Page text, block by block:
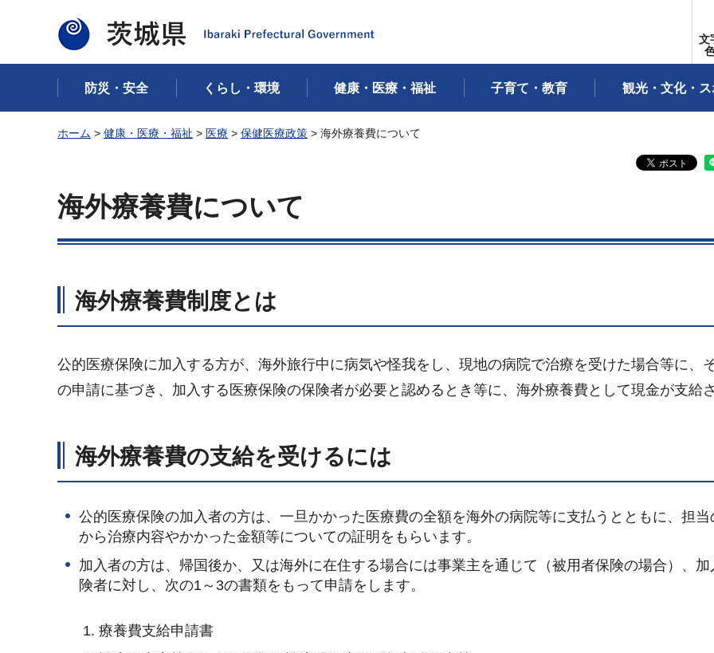
茨城県
文
防災・安全 くらし・環境 健康・医療・福祉 子育て・教育 観光・文化・ス
ホーム > 健康・医療・福祉 > 医療 > 保健医療政策 > 海外療養費について
海外療養費について
海外療養費制度とは
公的医療保険に加入する方が、海外旅行中に病気や怪我をし、現地の病院で治療を受けた場合等に、
の申請に基づき、加入する医療保険の保険者が必要と認めるとき等に、海外療養費として現金が支給さ
海外療養費の支給を受けるには
公的医療保険の加入者の方は、一旦かかった医療費の全額を海外の病院等に支払うとともに、担当
から治療内容やかかった金額等についての証明をもらいます。
加入者の方は、帰国後か、又は海外に在住する場合には事業主を通じて（被用者保険の場合）、加
険者に対し、次の1～3の書類をもって申請をします。
療養費支給申請書